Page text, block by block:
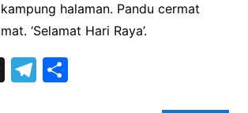
halaman. Pandu cermat
‘Selamat Hari Raya’.
X T S